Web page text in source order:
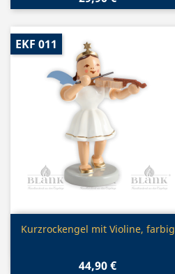
Vorschau
Kurzrockengel mit Violine, farbig
44,90 €
EKF 011